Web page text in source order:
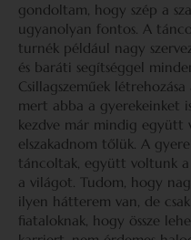
gondoltam, hogy szép a
ugyanolyan fontos. A
turnék például nagy
és baráti segítséggel
Csillagszeműek
mert abba a gyerekeinket
kezdve már mindig
elszakadnom tőlük. A
táncoltak, együtt voltunk
a világot. Tudom, hogy
ilyen hátterem van, de
fiataloknak, hogy össze